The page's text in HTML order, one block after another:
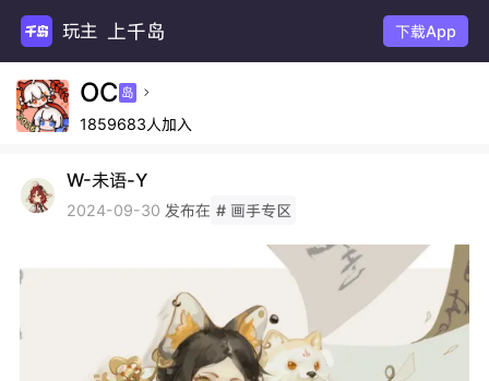
玩主机 上千岛 下载App
OC 岛 
1859683人加入
W-未语-Y
2024-09-30 发布在 # 画手专区